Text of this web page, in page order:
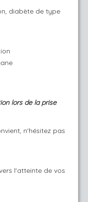
diabète de type
lors de la prise
n'hésitez pas
l'atteinte de vos